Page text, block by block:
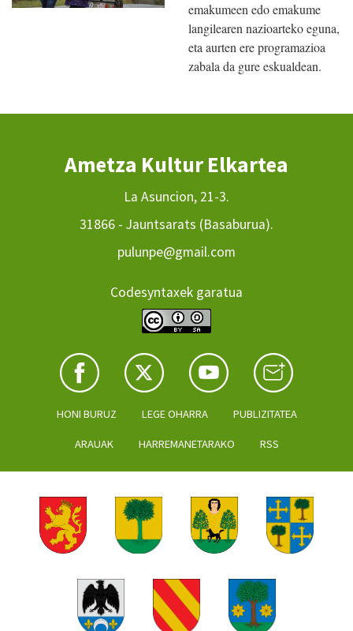
emakumeen edo emakume
langilearen nazioarteko eguna,
eta aurten ere programazioa
zabala da gure eskualdean.
Ametza Kultur Elkartea
La Asuncion, 21-3.
31866 - Jauntsarats (Basaburua).
pulunpe@gmail.com
Codesyntaxek garatua
HONI BURUZ LEGE OHARRA PUBLIZITATEA
ARAUAK HARREMANETARAKO RSS